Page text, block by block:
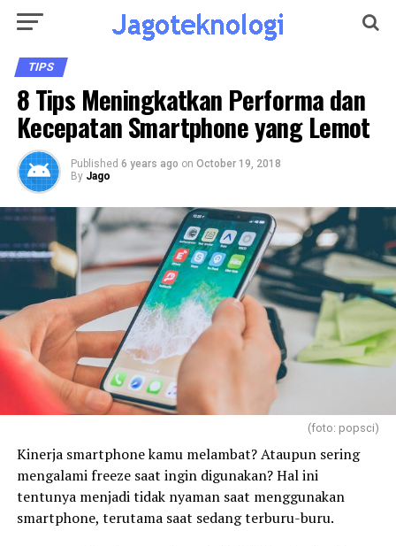
TIPS
8 Tips Meningkatkan Performa dan
Kecepatan Smartphone yang Lemot
Published 6 years ago on October 19, 2018
By Jago
(foto: popsci)
Kinerja smartphone kamu melambat? Ataupun sering
mengalami freeze saat ingin digunakan? Hal ini
tentunya menjadi tidak nyaman saat menggunakan
smartphone, terutama saat sedang terburu-buru.